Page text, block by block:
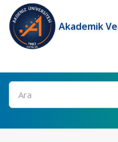
Akademik
Ara